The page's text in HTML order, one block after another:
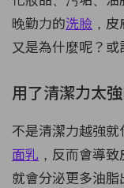
晚勤力的洗臉 ，
又是為什麼呢？或
用了清潔力太
不是清潔力越強
面乳 ，反而會導
就會分泌更多油